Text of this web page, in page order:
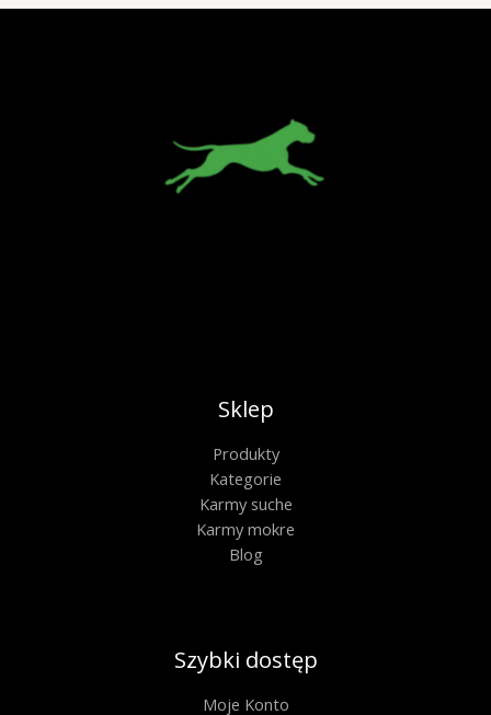
Sklep
Produkty
Kategorie
Karmy suche
Karmy mokre
Blog
Szybki dostęp
Moje Konto